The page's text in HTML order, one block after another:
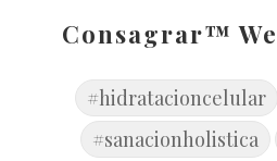
Consagrar™
#hidratacioncelular
#sanacionholistica